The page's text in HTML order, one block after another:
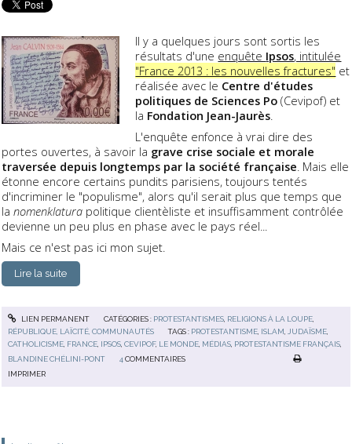
Il y a quelques jours sont sortis les
résultats d'une enquête Ipsos, intitulée
"France 2013 : les nouvelles fractures" et
réalisée avec le Centre d'études
politiques de Sciences Po (Cevipof) et
la Fondation Jean-Jaurès
L'enquête enfonce à vrai dire des
portes ouvertes, à savoir la grave crise sociale et morale
traversée depuis longtemps par la société française . Mais elle
étonne encore certains pundits parisiens, toujours tentés
d'incriminer le "populisme", alors qu'il serait plus que temps que
la nomenklatura politique clientèliste et insuffisamment contrôlée
devienne un peu plus en phase avec le pays réel...
Mais ce n'est pas ici mon sujet.
Lire la suite
LIEN PERMANENT CATÉGORIES : PROTESTANTISMES, RELIGIONS À LA LOUPE,
RÉPUBLIQUE, LAÏCITÉ, COMMUNAUTÉS
TAGS : PROTESTANTISME ISLAM JUDAÏSME
CATHOLICISME FRANCE IPSOS ,CEVIPOF, LE MONDE MÉDIAS PROTESTANTISME FRANÇAIS
BLANDINE CHÉLINI-PONT
4 COMMENTAIRES
IMPRIMER